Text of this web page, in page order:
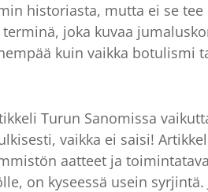
historiasta, mutta ei se
joka kuvaa
kuin vaikka botulismi
Turun Sanomissa
vaikka ei saisi!
aatteet ja
on kyseessä usein